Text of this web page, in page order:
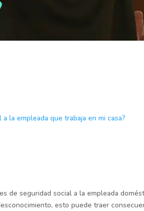
la empleada que trabaja en mi casa?
de seguridad social a la empleada
esto puede traer